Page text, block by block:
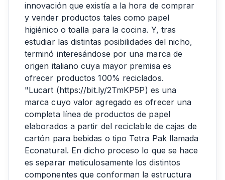
innovación que existía a la hora de comprar
y vender productos tales como papel
higiénico o toalla para la cocina. Y, tras
estudiar las distintas posibilidades del nicho,
terminó interesándose por una marca de
origen italiano cuya mayor premisa es
ofrecer productos 100% reciclados.
"Lucart (https://bit.ly/2TmKP5P) es una
marca cuyo valor agregado es ofrecer una
completa línea de productos de papel
elaborados a partir del reciclable de cajas de
cartón para bebidas o tipo Tetra Pak llamada
Econatural. En dicho proceso lo que se hace
es separar meticulosamente los distintos
componentes que conforman la estructura